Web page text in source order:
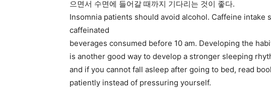
으면서 수면에 들어갈 때까지 기다리는 것이 좋다.
Insomnia patients should avoid alcohol. Caffeine intake
caffeinated
beverages consumed before 10 am. Developing the
is another good way to develop a stronger sleeping
and if you cannot fall asleep after going to bed, read
patiently instead of pressuring yourself.